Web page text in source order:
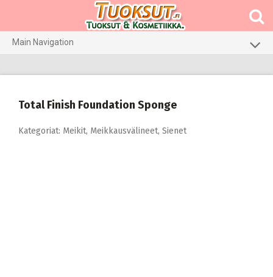
Main Navigation
Hiustenhoito
Ihonhoito
Total Finish Foundation Sponge
Kategoriat: Meikit, Meikkausvälineet, Sienet